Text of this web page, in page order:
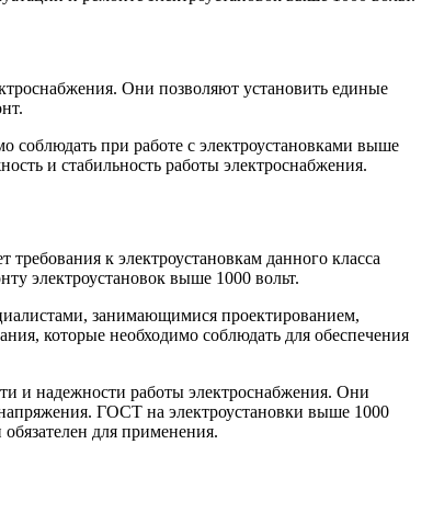
Они позволяют установить единые
соблюдать при работе с электроустановками выше
и стабильность работы электроснабжения.
к электроустановкам данного класса
электроустановок выше 1000 вольт.
занимающимися проектированием,
которые необходимо соблюдать для обеспечения
и надежности работы электроснабжения. Они
ГОСТ на электроустановки выше 1000
для применения.